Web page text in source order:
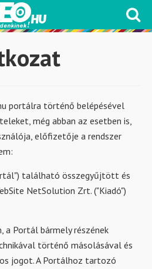
portálra történő belépésével
még abban az esetben is,
előfizetője a rendszer
található összegyűjtött és
NetSolution Zrt. ("Kiadó")
a Portál bármely részének
történő másolásával és
jogot. A Portálhoz tartozó